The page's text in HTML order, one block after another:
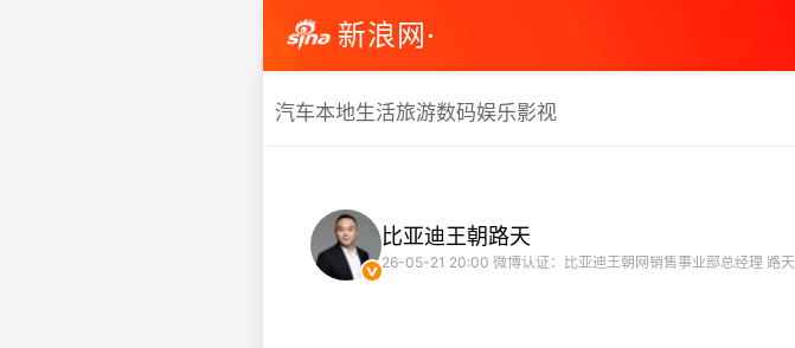
新浪网·
汽车本地生活旅游数码娱乐影视
比亚迪王朝路天
26-05-21 20:00 微博认证：比亚迪王朝网销售事业部总经理 路天